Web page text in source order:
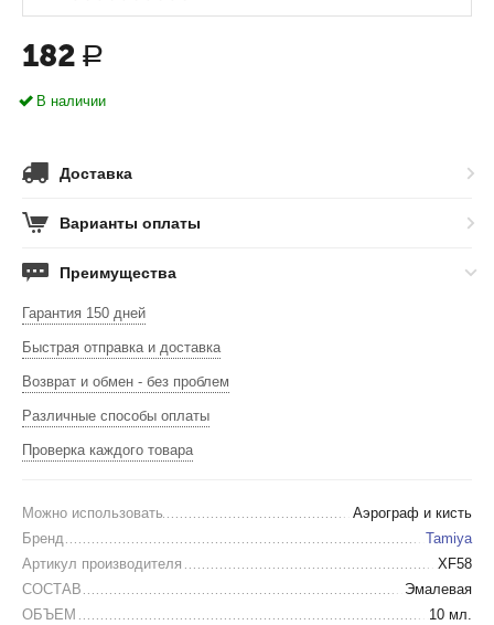
182 Р
В наличии
Доставка
Варианты оплаты
Преимущества
Гарантия 150 дней
Быстрая отправка и доставка
Возврат и обмен - без проблем
Различные способы оплаты
Проверка каждого товара
Можно использовать
Аэрограф и кисть
Бренд
Tamiya
Артикул производителя
XF58
СОСТАВ
Эмалевая
ОБЪЕМ
10 мл.